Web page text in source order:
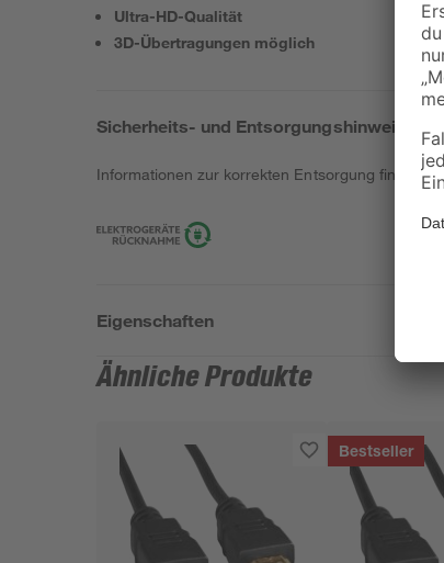
Ultra-HD-Qualität
3D-Übertragungen möglich
Sicherheits- und Entsorgungshinweise
Informationen zur korrekten Entsorgung findest du
Eigenschaften
Ähnliche Produkte
Bestseller